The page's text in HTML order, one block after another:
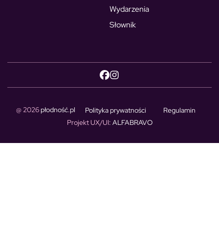
Wydarzenia
Słownik
@ 2026płodność.pl Polityka prywatności
Regulamin
Projekt UX/UI: ALFABRAVO